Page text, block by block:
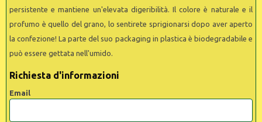
persistente e mantiene un'elevata digeribilità. Il colore è naturale e il
profumo è quello del grano, lo sentirete sprigionarsi dopo aver aperto
la confezione! La parte del suo packaging in plastica è biodegradabile e
può essere gettata nell'umido.
Richiesta d'informazioni
Email